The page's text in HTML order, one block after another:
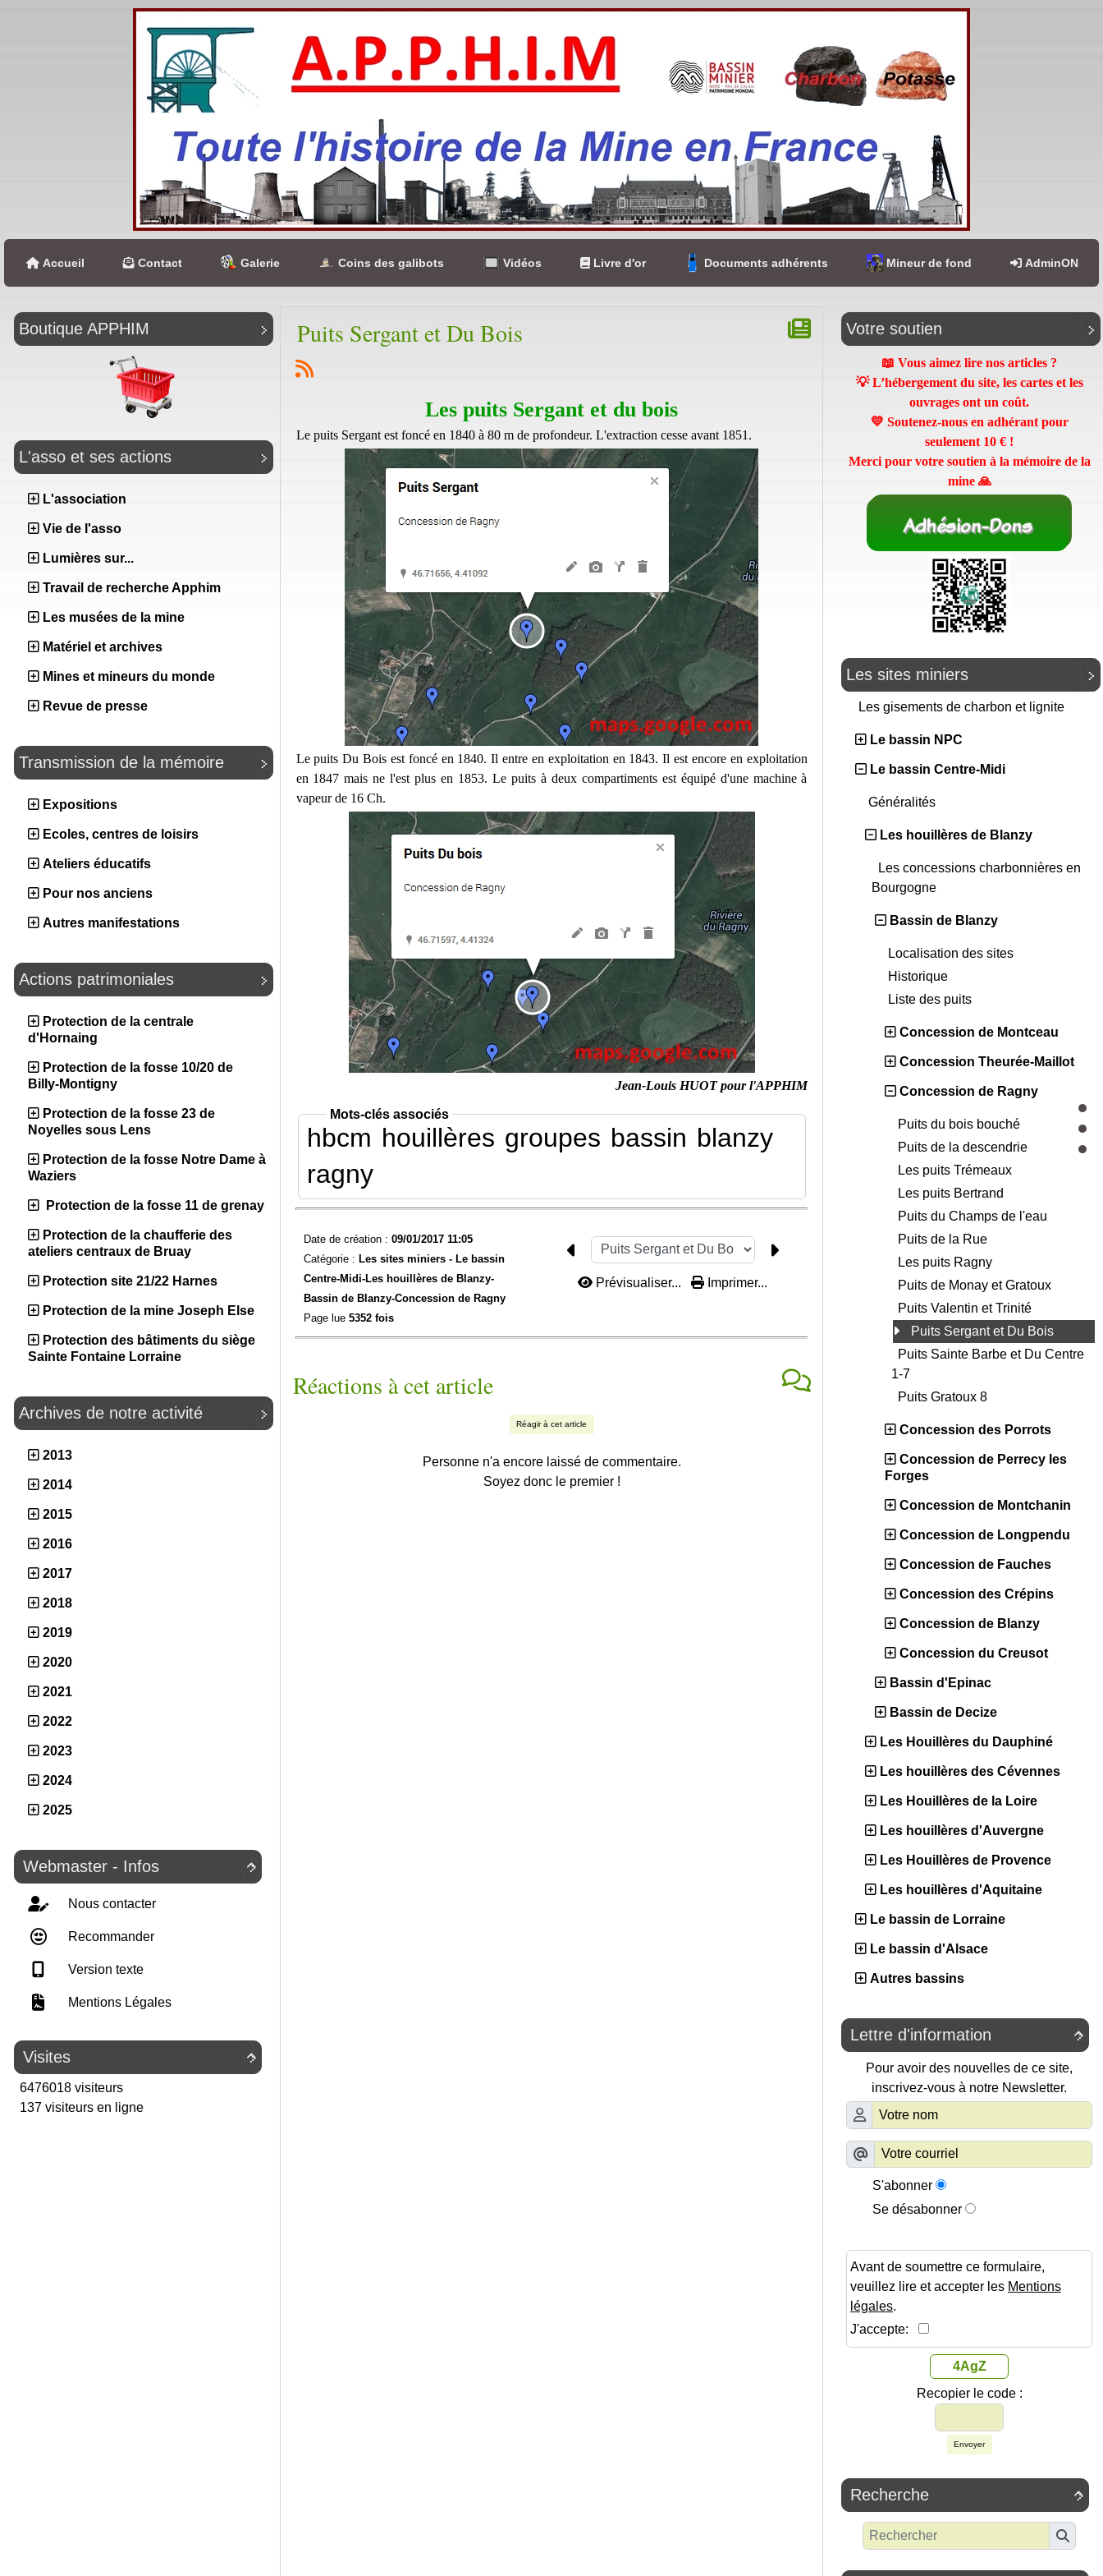
Accueil Contact Galerie Coins des galibots Vidéos Livre d'or Documents adhérents Mineur de fond AdminON
Boutique APPHIM
L'asso et ses actions
L'association
Vie de l'asso
Lumières sur...
Travail de recherche Apphim
Les musées de la mine
Matériel et archives
Mines et mineurs du monde
Revue de presse
Transmission de la mémoire
Expositions
Ecoles, centres de loisirs
Ateliers éducatifs
Pour nos anciens
Autres manifestations
Actions patrimoniales
Protection de la centrale
d'Hornaing
Protection de la fosse 10/20 de
Billy-Montigny
Protection de la fosse 23 de
Noyelles sous Lens
Protection de la fosse Notre Dame à
Waziers
Protection de la fosse 11 de grenay
Protection de la chaufferie des
ateliers centraux de Bruay
Protection site 21/22 Harnes
Protection de la mine Joseph Else
Protection des bâtiments du siège
Sainte Fontaine Lorraine
Archives de notre activité
2013
2014
2015
2016
2017
2018
2019
2020
2021
2022
2023
2024
2025

Webmaster - Infos
Nous contacter
Recommander
Version texte
Mentions Légales

Visites
6476018 visiteurs
137 visiteurs en ligne
Puits Sergant et Du Bois
Les puits Sergant et du bois
Le puits Sergant est foncé en 1840 à 80 m de profondeur. L'extraction cesse avant 1851.
Le puits Du Bois est foncé en 1840. Il entre en exploitation en 1843. Il est encore en exploitation
en 1847 mais ne l'est plus en 1853. Le puits à deux compartiments est équipé d'une machine à
vapeur de 16 Ch.
Jean-Louis HUOT pour l'APPHIM
Mots-clés associés
hbcm houillères groupes bassin blanzy
ragny
Date de création : 09/01/2017 11:05
Catégorie : Les sites miniers - Le bassin
Centre-Midi-Les houillères de Blanzy-
Bassin de Blanzy-Concession de Ragny
Page lue 5352 fois
Prévisualiser... Imprimer...
Réactions à cet article
Réagir à cet article
Personne n'a encore laissé de commentaire.
Soyez donc le premier !
Votre soutien
📖 Vous aimez lire nos articles ?
💡 L’hébergement du site, les cartes et les
ouvrages ont un coût.
💛 Soutenez-nous en adhérant pour
seulement 10 € !
Merci pour votre soutien à la mémoire de la
mine 🙏
Les sites miniers
Les gisements de charbon et lignite
Le bassin NPC
Le bassin Centre-Midi
Généralités
Les houillères de Blanzy
Les concessions charbonnières en
Bourgogne
Bassin de Blanzy
Localisation des sites
Historique
Liste des puits
Concession de Montceau
Concession Theurée-Maillot
Concession de Ragny
Puits du bois bouché
Puits de la descendrie
Les puits Trémeaux
Les puits Bertrand
Puits du Champs de l'eau
Puits de la Rue
Les puits Ragny
Puits de Monay et Gratoux
Puits Valentin et Trinité
Puits Sergant et Du Bois
Puits Sainte Barbe et Du Centre
1-7
Puits Gratoux 8
Concession des Porrots
Concession de Perrecy les
Forges
Concession de Montchanin
Concession de Longpendu
Concession de Fauches
Concession des Crépins
Concession de Blanzy
Concession du Creusot
Bassin d'Epinac
Bassin de Decize
Les Houillères du Dauphiné
Les houillères des Cévennes
Les Houillères de la Loire
Les houillères d'Auvergne
Les Houillères de Provence
Les houillères d'Aquitaine
Le bassin de Lorraine
Le bassin d'Alsace
Autres bassins

Lettre d'information
Pour avoir des nouvelles de ce site,
inscrivez-vous à notre Newsletter.
S'abonner
Se désabonner
Avant de soumettre ce formulaire,
veuillez lire et accepter les Mentions
légales.
J'accepte:
4AgZ
Recopier le code :
Envoyer

Recherche